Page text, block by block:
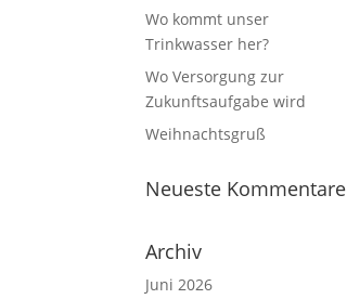
Wo kommt unser
Trinkwasser her?
Wo Versorgung zur
Zukunftsaufgabe wird
Weihnachtsgruß
Neueste Kommentare
Archiv
Juni 2026